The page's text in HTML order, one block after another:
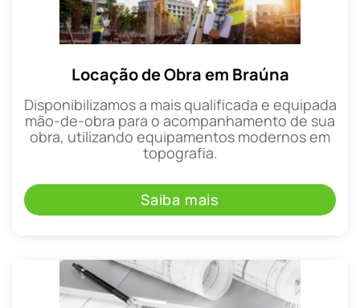
Locação de Obra em Braúna
Disponibilizamos a mais qualificada e equipada
mão-de-obra para o acompanhamento de sua
obra, utilizando equipamentos modernos em
topografia.
Saiba mais